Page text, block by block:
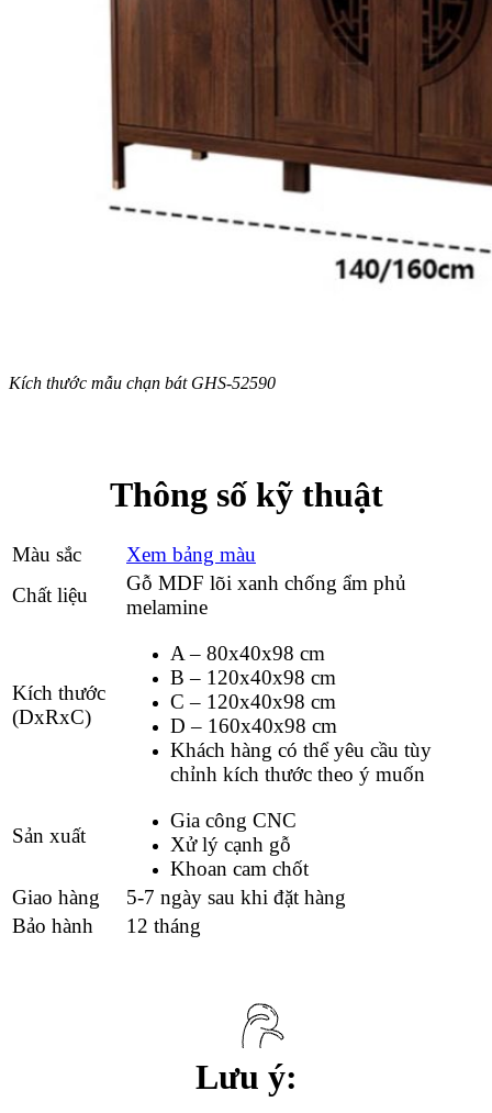
Kích thước mẫu chạn bát GHS-52590
Thông số kỹ thuật
Màu sắc
Xem bảng màu
Chất liệu
Gỗ MDF lõi xanh chống ẩm phủ
melamine
Kích thước
(DxRxC)
A – 80x40x98 cm
B – 120x40x98 cm
C – 120x40x98 cm
D – 160x40x98 cm
Khách hàng có thể yêu cầu tùy
chỉnh kích thước theo ý muốn
Sản xuất
Gia công CNC
Xử lý cạnh gỗ
Khoan cam chốt
Giao hàng
5-7 ngày sau khi đặt hàng
Bảo hành
12 tháng
Lưu ý: